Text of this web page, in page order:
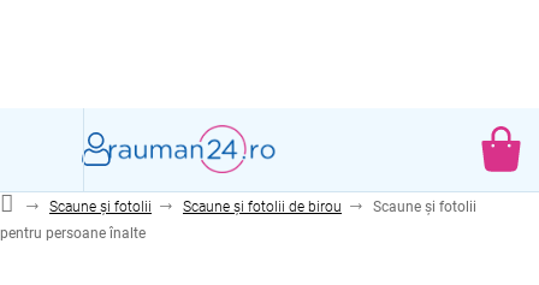
DE
Scaune și fotolii Scaune și fotolii de birou
Scaune și fotolii
pentru persoane înalte